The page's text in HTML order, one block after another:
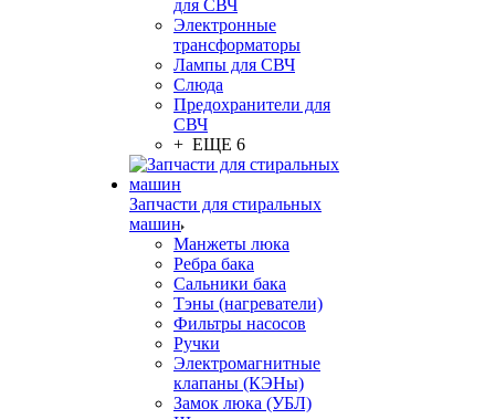
для СВЧ
Электронные
трансформаторы
Лампы для СВЧ
Слюда
Предохранители для
СВЧ
+ ЕЩЕ 6
Запчасти для стиральных
машин
Манжеты люка
Ребра бака
Сальники бака
Тэны (нагреватели)
Фильтры насосов
Ручки
Электромагнитные
клапаны (КЭНы)
Замок люка (УБЛ)